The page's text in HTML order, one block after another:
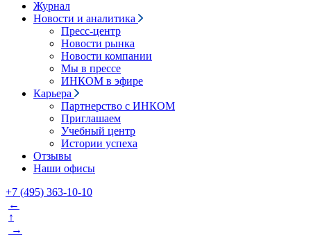
Журнал
Новости и аналитика
Пресс-центр
Новости рынка
Новости компании
Мы в прессе
ИНКОМ в эфире
Карьера
Партнерство с ИНКОМ
Приглашаем
Учебный центр
Истории успеха
Отзывы
Наши офисы
+7 (495) 363-10-10
←
↑
→